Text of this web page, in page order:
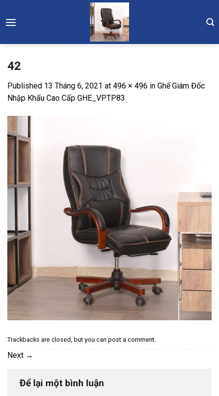
to
42
Published 13 Tháng 6, 2021 at 496 × 496 in Ghế Giám Đốc
Nhập Khẩu Cao Cấp GHE_VPTP83
Trackbacks are closed, but you can post a comment.
Next →
Để lại một bình luận